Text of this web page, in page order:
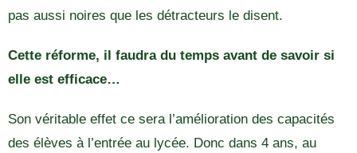
pas aussi noires que les détracteurs le disent.
Cette réforme, il faudra du temps avant de savoir si
elle est efficace…
Son véritable effet ce sera l’amélioration des capacités
des élèves à l’entrée au lycée. Donc dans 4 ans, au